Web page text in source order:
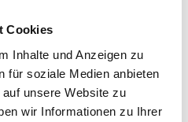
Cookies
Inhalte und Anzeigen zu
für soziale Medien anbieten
unsere Website zu
wir Informationen zu Ihrer